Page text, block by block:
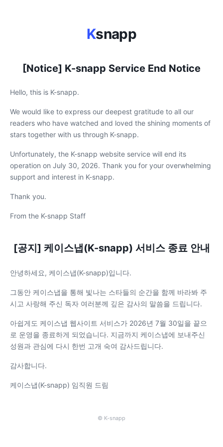
Ksnapp
[Notice] K-snapp Service End Notice
Hello, this is K-snapp.
We would like to express our deepest gratitude to all our
readers who have watched and loved the shining moments of
stars together with us through K-snapp.
Unfortunately, the K-snapp website service will end its
operation on July 30, 2026. Thank you for your overwhelming
support and interest in K-snapp.
Thank you.
From the K-snapp Staff
[공지] 케이스냅(K-snapp) 서비스 종료 안내
안녕하세요, 케이스냅(K-snapp)입니다.
그동안 케이스냅을 통해 빛나는 스타들의 순간을 함께 바라봐 주
시고 사랑해 주신 독자 여러분께 깊은 감사의 말씀을 드립니다.
아쉽게도 케이스냅 웹사이트 서비스가 2026년 7월 30일을 끝으
로 운영을 종료하게 되었습니다. 지금까지 케이스냅에 보내주신
성원과 관심에 다시 한번 고개 숙여 감사드립니다.
감사합니다.
케이스냅(K-snapp) 임직원 드림
© K-snapp